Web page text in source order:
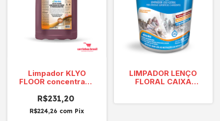
Limpador KLYO
FLOOR concentrado
R$231,20
R$224,26 com Pix
LIMPADOR LENÇO
FLORAL CAIXA